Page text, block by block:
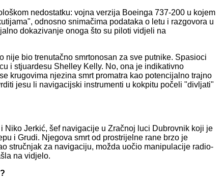
nedostatku: vojna verzija Boeinga 737-200 u kojem
odnosno snimačima podataka o letu i razgovora u
dokazivanje onoga što su piloti vidjeli na
bio trenutačno smrtonosan za sve putnike. Spasioci
i stjuardesu Shelley Kelly. No, ona je indikativno
krugovima njezina smrt promatra kao potencijalno trajno
jesu li navigacijski instrumenti u kokpitu počeli "divljati"
Niko Jerkić, šef navigacije u Zračnoj luci Dubrovnik koji je
i Grudi. Njegova smrt od prostrijelne rane brzo je
stručnjak za navigaciju, možda uočio manipulacije radio-
na vidjelo.